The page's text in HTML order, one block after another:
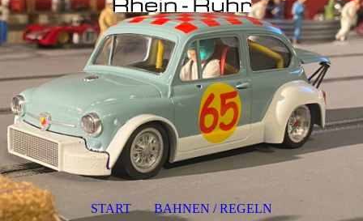
START BAHNEN / REGELN